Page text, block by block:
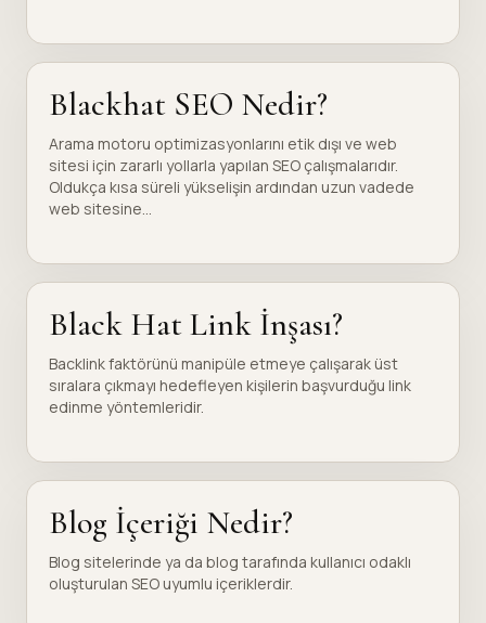
Blackhat SEO Nedir?
Arama motoru optimizasyonlarını etik dışı ve web
sitesi için zararlı yollarla yapılan SEO çalışmalarıdır.
Oldukça kısa süreli yükselişin ardından uzun vadede
web sitesine...
Black Hat Link İnşası?
Backlink faktörünü manipüle etmeye çalışarak üst
sıralara çıkmayı hedefleyen kişilerin başvurduğu link
edinme yöntemleridir.
Blog İçeriği Nedir?
Blog sitelerinde ya da blog tarafında kullanıcı odaklı
oluşturulan SEO uyumlu içeriklerdir.